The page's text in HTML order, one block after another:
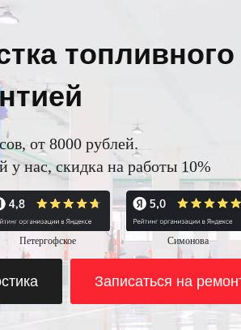
топливного
от 8000 рублей.
у нас, скидка на работы 10%
Петергофское Симонова
Записаться на